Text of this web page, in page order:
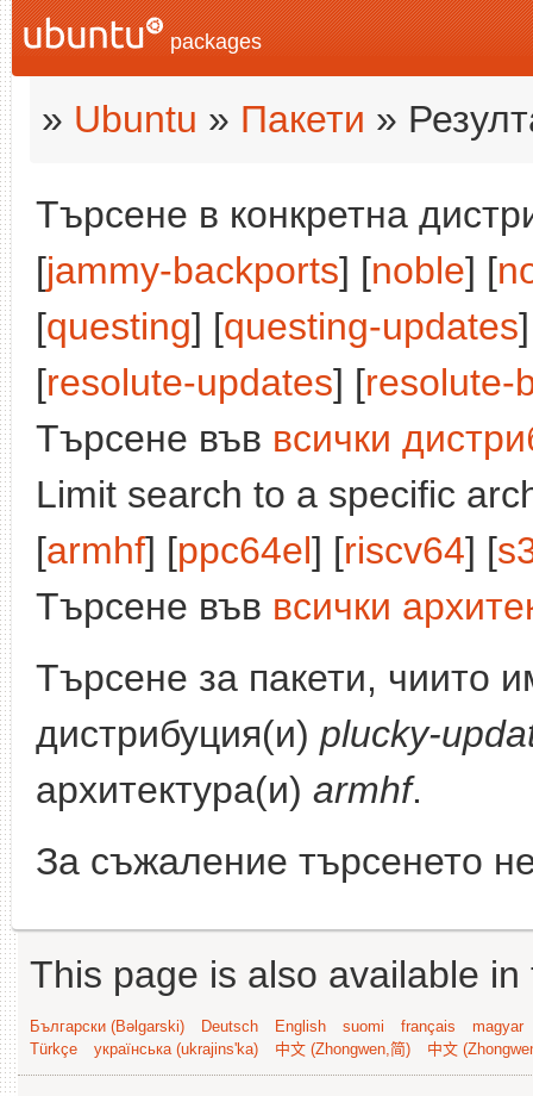
packages
» Ubuntu » Пакети »
Търсене в конкретна
[jammy-backports] [noble] [
[questing] [questing-updates
[resolute-updates] [resolute-
Търсене във всички
Limit search to a specific
[armhf] [ppc64el] [riscv64] [
Търсене във всички
Търсене за пакети, чиито
дистрибуция(и) plucky-
архитектура(и) armhf.
За съжаление търсенето
This page is also available
Български (Bəlgarski) Deutsch English suomi français
magyar
Türkçe
українська (ukrajins'ka) 中文 (Zhongwen,简) 中文